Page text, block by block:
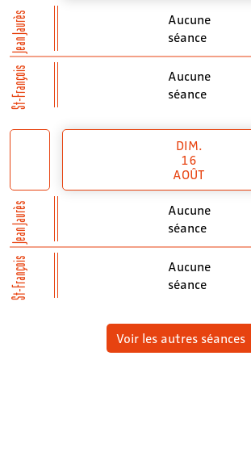
Jean Jaurès
St-François
Aucune
séance
Aucune
séance
Jean Jaurès
St-François
DIM.
16
AOÛT
Aucune
séance
Aucune
séance
Voir les autres séances